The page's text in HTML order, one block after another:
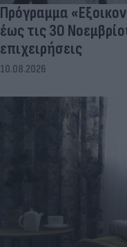
Πρόγραμμα
έως τις 30
επιχειρήσεις
10.08.2026